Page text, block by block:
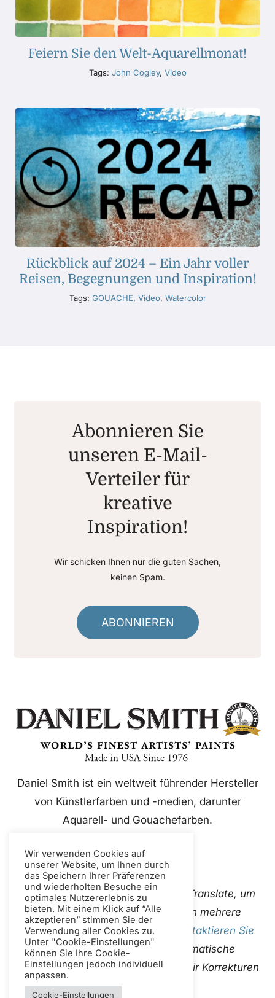
Feiern Sie den Welt-Aquarellmonat!
Tags: John Cogley, Video
Rückblick auf 2024 – Ein Jahr voller
Reisen, Begegnungen und Inspiration!
Tags: GOUACHE, Video, Watercolor
Abonnieren Sie
unseren E-Mail-
Verteiler für
kreative
Inspiration!
Wir schicken Ihnen nur die guten Sachen,
keinen Spam.
ABONNIEREN
Daniel Smith ist ein weltweit führender Hersteller
von Künstlerfarben und -medien, darunter
Aquarell- und Gouachefarben.
Diese Website verwendet Google Translate, um
Inhalte sofort und automatisch in mehrere
Sprachen zu übersetzen. Bitte
Kontaktieren Sie
unsWenn Sie fehlerhafte automatische
Übersetzungen entdecken, damit wir Korrekturen
vornehmen können.
Wir verwenden Cookies auf
unserer Website, um Ihnen durch
das Speichern Ihrer Präferenzen
und wiederholten Besuche ein
optimales Nutzererlebnis zu
bieten. Mit einem Klick auf “Alle
akzeptieren” stimmen Sie der
Verwendung aller Cookies zu.
Unter "Cookie-Einstellungen"
können Sie Ihre Cookie-
Einstellungen jedoch individuell
anpassen.
Cookie-Einstellungen